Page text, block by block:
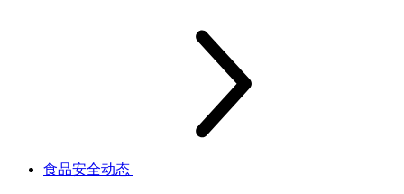
食品安全动态